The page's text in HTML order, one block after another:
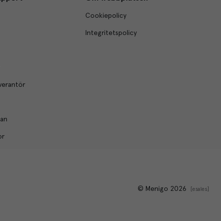
Cookiepolicy
Integritetspolicy
© Menigo 2026 esales]